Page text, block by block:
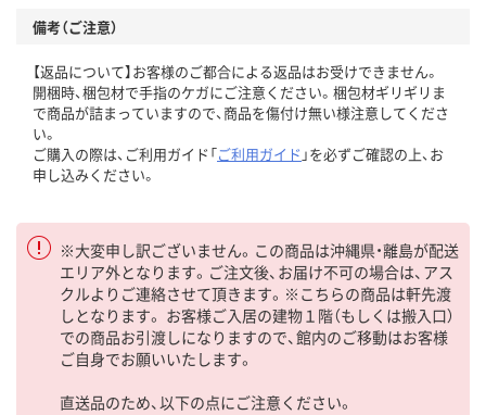
備考（ご注意）
【返品について】お客様のご都合による返品はお受けできません。
開梱時、梱包材で手指のケガにご注意ください。梱包材ギリギリま
で商品が詰まっていますので、商品を傷付け無い様注意してくださ
い。
ご購入の際は、ご利用ガイド「ご利用ガイド 」を必ずご確認の上、お
申し込みください。
※大変申し訳ございません。この商品は沖縄県・離島が配送
エリア外となります。ご注文後、お届け不可の場合は、アス
クルよりご連絡させて頂きます。※こちらの商品は軒先渡
しとなります。 お客様ご入居の建物１階（もしくは搬入口）
での商品お引渡しになりますので、館内のご移動はお客様
ご自身でお願いいたします。
直送品のため、以下の点にご注意ください。